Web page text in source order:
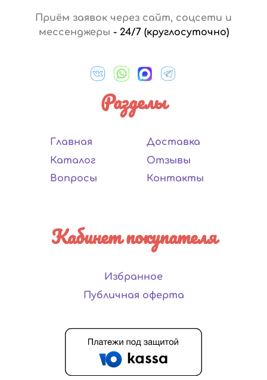
Приём заявок через сайт, соцсети и
мессенджеры - 24/7 (круглосуточно)
Разделы
Главная
Каталог
Вопросы
Доставка
Отзывы
Контакты
Кабинет покупателя
Избранное
Публичная оферта